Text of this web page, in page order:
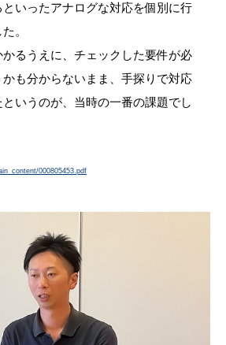
いったアナログな対応を個別に行
。
るうえに、チェックした要件が必
も分からないまま、手探りで対応
いうのが、当時の一番の課題でし
000805453.pdf